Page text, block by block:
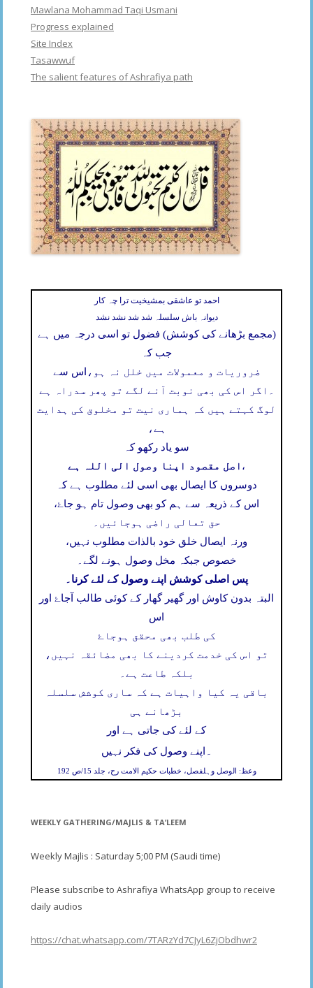
Mawlana Mohammad Taqi Usmani
Progress explained
Site Index
Tasawwuf
The salient features of Ashrafiya path
احمد تو عاشقی بمشیخیت ترا چہ کار
دیوانہ باش سلسلہ شد شد نشد نشد
(مجمع بڑھانے کی کوشش) فضول تو اسی درجہ میں ہے
جب کہ
اس سے ضروریات و معمولات میں خلل نہ ہو،
اگر اس کی بھی نوبت آنے لگے تو پھر سدراہ ہے
لوگ کہتے ہیں کہ ہماری نیت تو مخلوق کی ہدایت
ہے،
سو یاد رکھو کہ
اصل مقصود اپنا وصول الی اللہ ہے ،
دوسروں کا ایصال بھی اسی لئے مطلوب ہے کہ
اس کے ذریعہ سے ہم کو بھی وصول تام ہو جاۓ،
حق تعالی راضی ہوجائیں۔
ورنہ ایصال خلق خود بالذات مطلوب نہیں،
خصوص جبکہ مخل وصول ہونے لگے۔
پس اصلی کوشش اپنے وصول کے لئے کرنا۔
البتہ بدون کاوش اور گھیر گھار کے کوئی طالب آجاۓ اور
اس
کی طلب بھی محقق ہوجاۓ
تو اس کی خدمت کردینے کا بھی مضائقہ نہیں،
بلکہ طاعت ہے۔
باقی یہ کیا واہیات ہے کہ ساری کوشش سلسلہ
بڑھانے ہی
کے لئے کی جاتی ہے اور
اپنے وصول کی فکر نہیں ۔
وعظ: الوصل وہلفصل، خطبات حکیم الامت رح، جلد 15/ص 192
WEEKLY GATHERING/MAJLIS & TA’LEEM
Weekly Majlis : Saturday 5;00 PM (Saudi time)
Please subscribe to Ashrafiya WhatsApp group to receive
daily audios
https://chat.whatsapp.com/7TARzYd7CJyL6ZjObdhwr2